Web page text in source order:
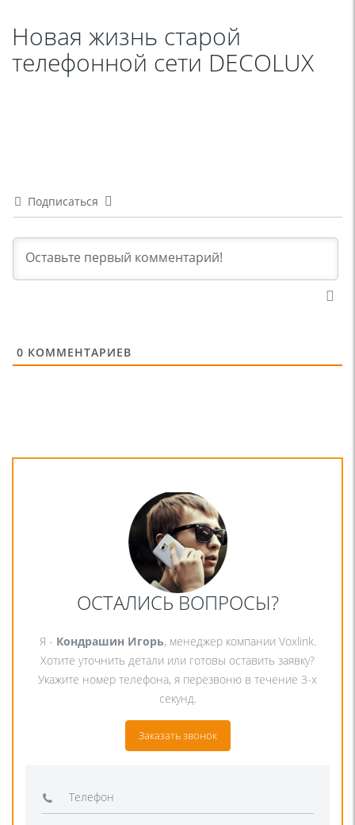
Новая жизнь старой
телефонной сети DECOLUX
Подписаться
0 КОММЕНТАРИЕВ
ОСТАЛИСЬ ВОПРОСЫ?
Я - Кондрашин Игорь, менеджер компании Voxlink.
Хотите уточнить детали или готовы оставить заявку?
Укажите номер телефона, я перезвоню в течение 3-х
секунд.
Заказать звонок